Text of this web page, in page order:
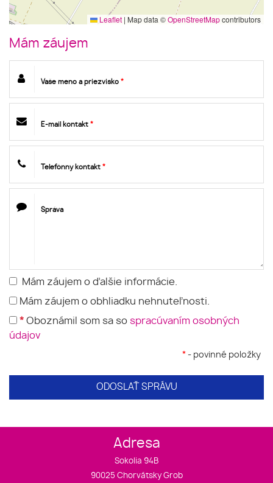
Leaflet | Map data ©OpenStreetMapcontributors
Mám záujem
Vaše meno a priezvisko *
E-mail kontakt *
Telefónny kontakt *
Správa
Mám záujem o ďalšie informácie.
Mám záujem o obhliadku nehnuteľnosti.
* Oboznámil som sa so spracúvaním osobných
údajov
* - povinné položky
ODOSLAŤ SPRÁVU
Adresa
Sokolia 94B
90025 Chorvátsky Grob